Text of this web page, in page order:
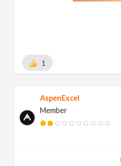
1
AspenExcel
Member